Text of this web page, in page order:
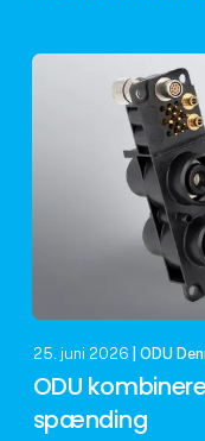
fjedertrådskonta
25. juni 2026 | ODU
ODU
spænding